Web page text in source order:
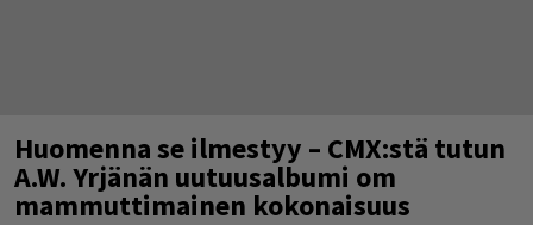
Huomenna se ilmestyy – CMX:stä tutun
A.W. Yrjänän uutuusalbumi om
mammuttimainen kokonaisuus